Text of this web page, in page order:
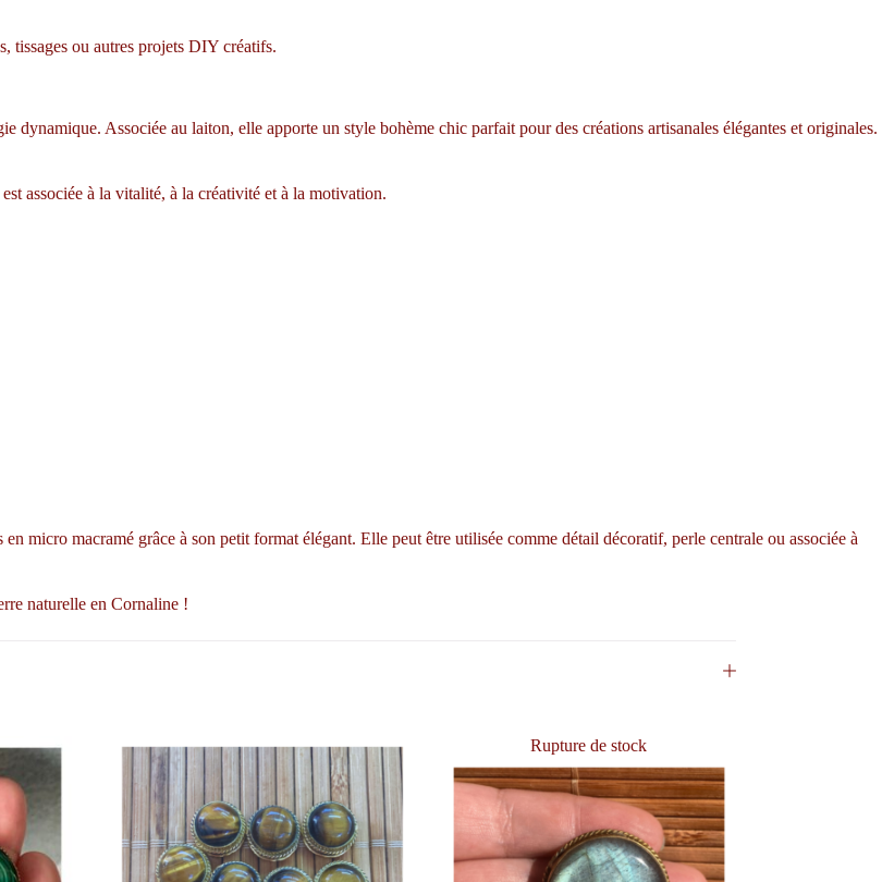
tissages ou autres projets DIY créatifs.
dynamique. Associée au laiton, elle apporte un style bohème chic parfait pour des créations artisanales élégantes et originales.
associée à la vitalité, à la créativité et à la motivation.
micro macramé grâce à son petit format élégant. Elle peut être utilisée comme détail décoratif, perle centrale ou associée à
naturelle en Cornaline !
Rupture de stock